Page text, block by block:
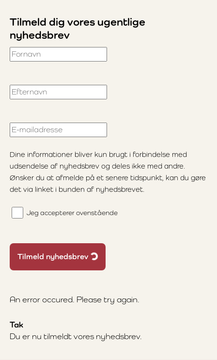
Tilmeld dig vores ugentlige
nyhedsbrev
Fornavn
Efternavn
E-mailadresse
Dine informationer bliver kun brugt i forbindelse med
udsendelse af nyhedsbrev og deles ikke med andre.
Ønsker du at afmelde på et senere tidspunkt, kan du gøre
det via linket i bunden af nyhedsbrevet.
Jeg accepterer ovenstående
Tilmeld nyhedsbrevLoading...
An error occured. Please try again.
Tak
Du er nu tilmeldt vores nyhedsbrev.